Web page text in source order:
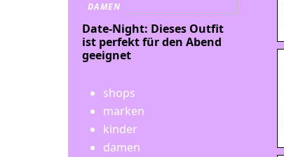
DAMEN
Date-Night: Dieses Outfit
ist perfekt für den Abend
geeignet
shops
marken
kinder
damen